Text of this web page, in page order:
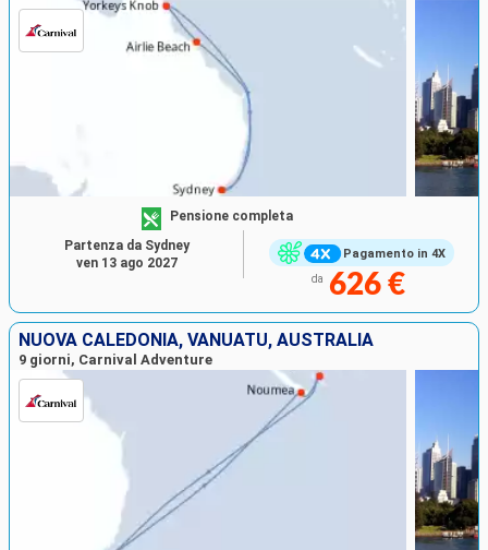
Pagamento in 4X
Pensione completa
da 626 €
Partenza da Sydney
ven 13 ago 2027
NUOVA CALEDONIA, VANUATU, AUSTRALIA
9 giorni, Carnival Adventure